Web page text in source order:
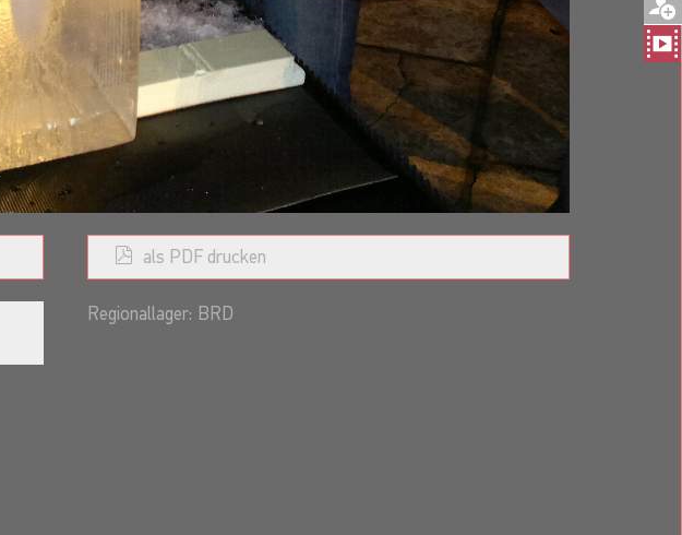
als PDF drucken
Regionallager: BRD